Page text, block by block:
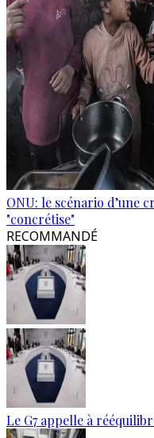
ONU: le scénario d’une
"concrétise"
RECOMMANDÉ
Le G7 appelle à